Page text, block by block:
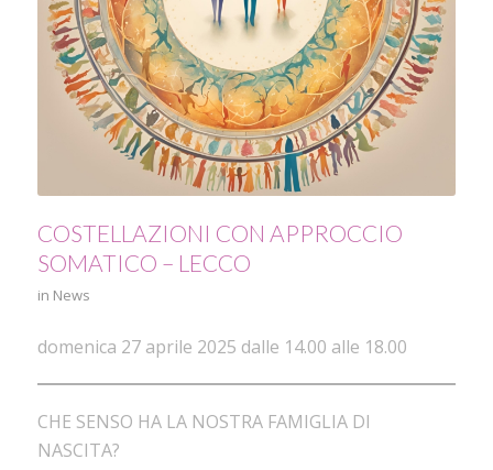
COSTELLAZIONI CON APPROCCIO
SOMATICO – LECCO
in News
domenica 27 aprile 2025 dalle 14.00 alle 18.00
CHE SENSO HA LA NOSTRA FAMIGLIA DI
NASCITA?